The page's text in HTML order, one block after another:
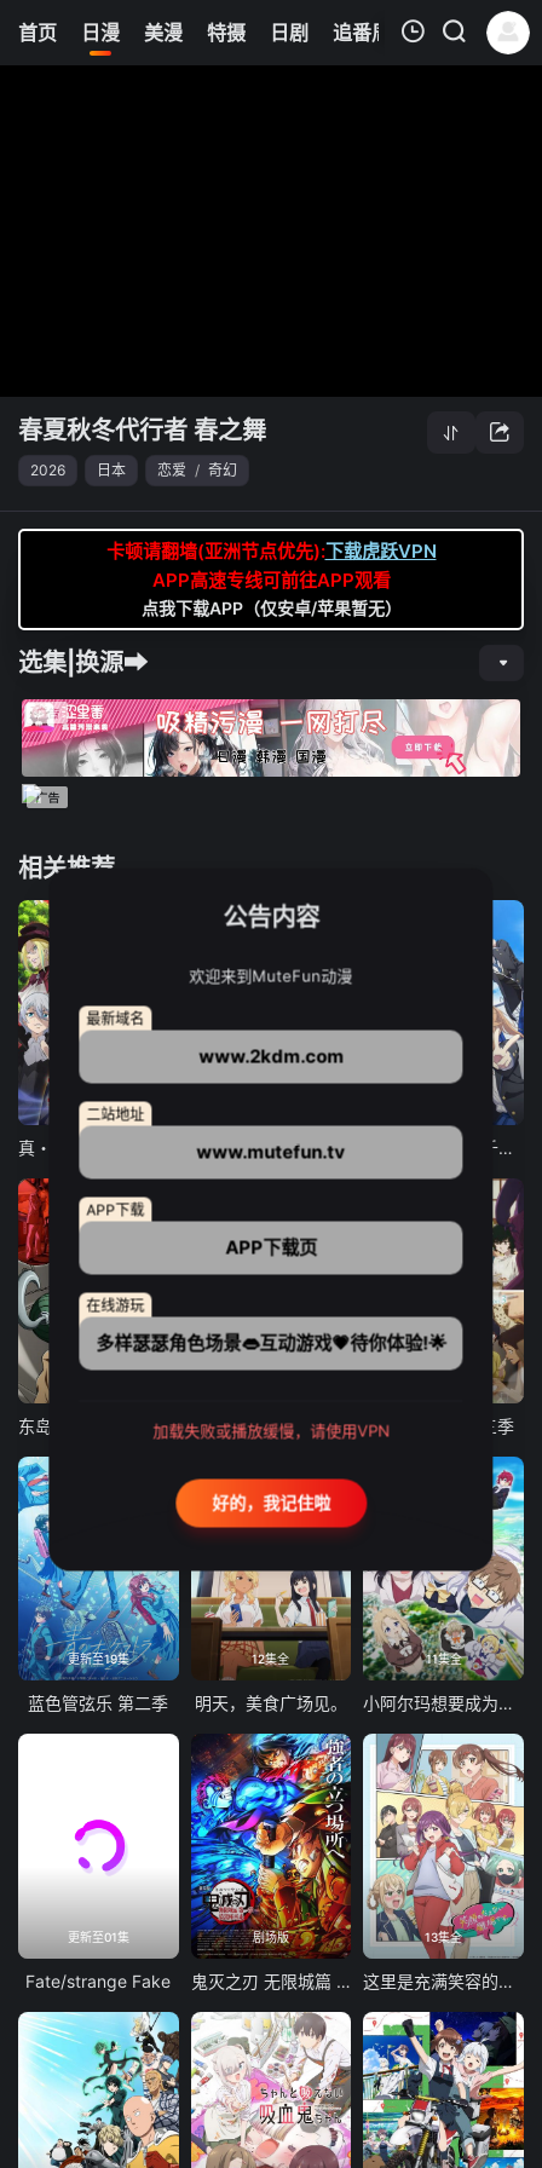
首页 日漫 美漫 特摄 日剧 追番周表 今日更新
0
春夏秋冬代行者 春之舞
2026 日本 恋爱 / 奇幻
卡顿请翻墙(亚洲节点优先):下载虎跃VPN
APP高速专线可前往APP观看
点我下载APP（仅安卓/苹果暂无）
选集|换源➡
相关推荐
12集全
东京猫猫 NEW～♡ 弹珠汽水瓶里的千岁同学
东岛丹三郎想成为假面骑士 古诺希亚 致不灭的你 第三季
更新至19集
蓝色管弦乐 第二季
12集全
明天，美食广场见。
11集全
小阿尔玛想要成为家人
更新至01集
Fate/strange Fake
剧场版
鬼灭之刃 无限城篇 第一章 猗窝座再袭
13集全
这里是充满笑容的职场。
公告内容
欢迎来到MuteFun动漫
最新域名
www.2kdm.com
二站地址
www.mutefun.tv
APP下载
APP下载页
在线游玩
多样瑟瑟角色场景👄互动游戏💗待你体验!🌟
加载失败或播放缓慢，请使用VPN
好的，我记住啦